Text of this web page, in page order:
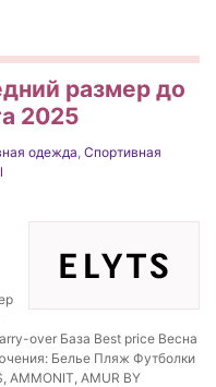
размер до
2025
одежда Спортивная
over База Best price Весна
Белье Пляж Футболки
AMMONIT, AMUR BY